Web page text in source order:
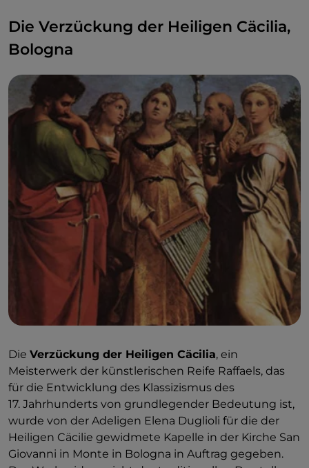
Die Verzückung der Heiligen Cäcilia,
Bologna
Die Verzückung der Heiligen Cäcilia, ein
Meisterwerk der künstlerischen Reife Raffaels, das
für die Entwicklung des Klassizismus des
17. Jahrhunderts von grundlegender Bedeutung ist,
wurde von der Adeligen Elena Duglioli für die der
Heiligen Cäcilie gewidmete Kapelle in der Kirche San
Giovanni in Monte in Bologna in Auftrag gegeben.